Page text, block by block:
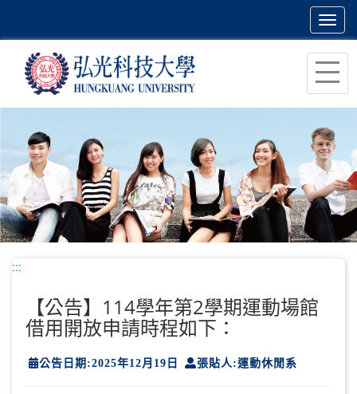
主
容
區
塊
:::
【公告】114學年第2學期運動場館
借用開放申請時程如下：
公告日期:2025年12月19日 張貼人:運動休閒系